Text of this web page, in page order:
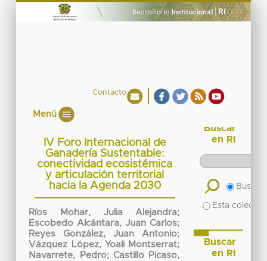
Contacto
Menú
IV Foro Internacional de
Ganadería Sustentable:
conectividad ecosistémica
y articulación territorial
hacia la Agenda 2030
Ríos Mohar, Julia Alejandra;
Escobedo Alcántara, Juan Carlos;
Reyes González, Juan Antonio;
Vázquez López, Yoali Montserrat;
Navarrete, Pedro; Castillo Picaso,
Buscar
en RI
Buscar
Esta
Buscar
en RI